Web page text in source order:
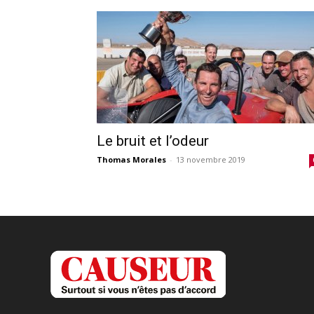
Le bruit et l’odeur
Thomas Morales - 13 novembre 2019